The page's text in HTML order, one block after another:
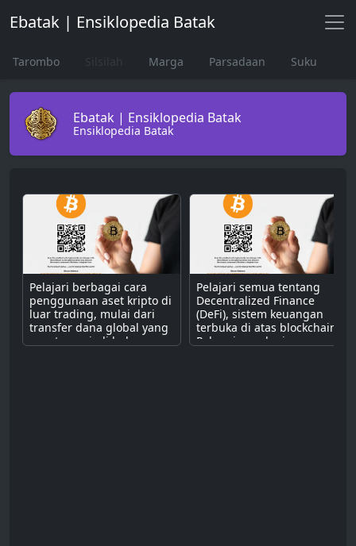
Ebatak | Ensiklopedia Batak
Tarombo Marga Parsadaan Suku
Ebatak | Ensiklopedia Batak
Ensiklopedia Batak
Pelajari berbagai cara
penggunaan aset kripto di
luar trading, mulai dari
transfer dana global yang
cepat, menjadi bahan
Pelajari semua tentang
Decentralized Finance
(DeFi), sistem keuangan
terbuka di atas blockchain.
Pahami cara kerjanya